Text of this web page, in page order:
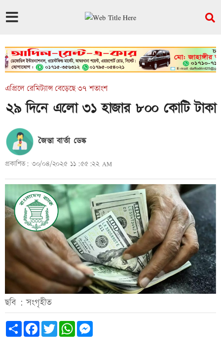
এপ্রিলে রেমিট্যান্স বেড়েছে ৩৭ শতাংশ
২৯ দিনে এলো ৩১ হাজার ৮০০ কোটি টাকা
জৈন্তা বার্তা ডেস্ক
প্রকাশিত: ৩০/০৪/২০২৫ ১১:৫৫:২২ AM
ছবি : সংগৃহীত
Share FacebookTwitterWhatsApp